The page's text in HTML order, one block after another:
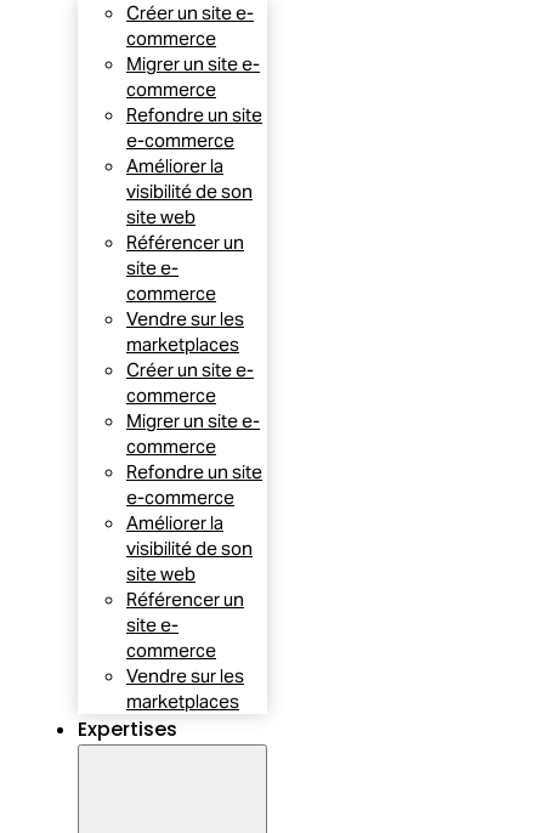
Créer un site e-
commerce
Migrer un site e-
commerce
Refondre un site
e-commerce
Améliorer la
visibilité de son
site web
Référencer un
site e-
commerce
Vendre sur les
marketplaces
Créer un site e-
commerce
Migrer un site e-
commerce
Refondre un site
e-commerce
Améliorer la
visibilité de son
site web
Référencer un
site e-
commerce
Vendre sur les
marketplaces
Expertises